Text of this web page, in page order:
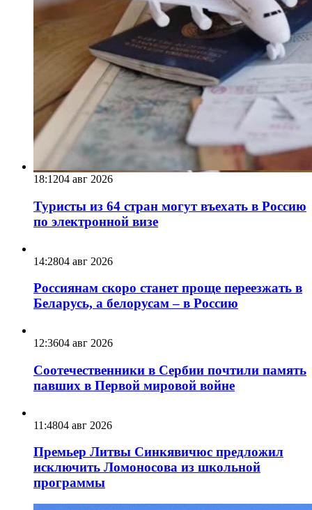
18:1204 авг 2026
Туристы из 64 стран могут въехать в Россию
по электронной визе
14:2804 авг 2026
Россиянам скоро станет проще переезжать в
Беларусь, а белорусам – в Россию
12:3604 авг 2026
Соотечественники в Сербии почтили память
павших в Первой мировой войне
11:4804 авг 2026
Премьер Литвы Синкявичюс предложил
исключить Ломоносова из школьной
программы